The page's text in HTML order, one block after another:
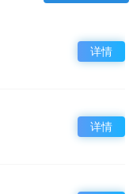
详情
详情